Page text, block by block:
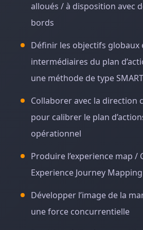
alloués / à disposition avec
bords
Définir les objectifs globaux
intermédiaires du plan
une méthode de type SMART
Collaborer avec la direction
pour calibrer le plan
opérationnel
Produire l’experience map /
Experience Journey
Développer l’image de la
une force concurrentielle